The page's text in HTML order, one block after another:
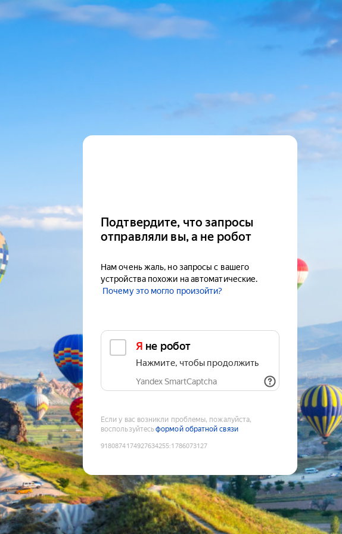
Подтвердите, что запросы
отправляли вы, а не робот
Нам очень жаль, но запросы с вашего
устройства похожи на автоматические.
Почему это могло произойти?
Я не робот
Нажмите, чтобы продолжить
Yandex SmartCaptcha
Если у вас возникли проблемы, пожалуйста,
воспользуйтесьформой обратной связи
9180874174927634255:1786073127